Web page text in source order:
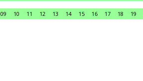
09 10 11 12 13 14 15 16 17 18 19